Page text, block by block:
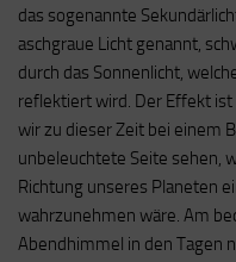
das sogenannte
aschgraue Licht genannt,
durch das Sonnenlicht,
reflektiert wird. Der Effekt
wir zu dieser Zeit bei einem
unbeleuchtete Seite sehen,
Richtung unseres Planeten
wahrzunehmen wäre. Am
Abendhimmel in den Tagen